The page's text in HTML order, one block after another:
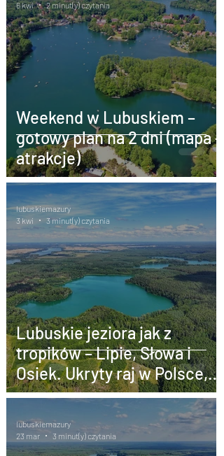
Weekend w Lubuskiem –
gotowy plan na 2 dni (mapa +
atrakcje)
6 kwi 2 minut(y) czytania
Lubuskie jeziora jak z
tropików – Lipie, Słowa i
Osiek. Ukryty raj w Polsce,
który musisz zobaczyć
lubuskiemazury
3 kwi
3 minut(y) czytania
lubuskiemazury
23 mar
3 minut(y) czytania